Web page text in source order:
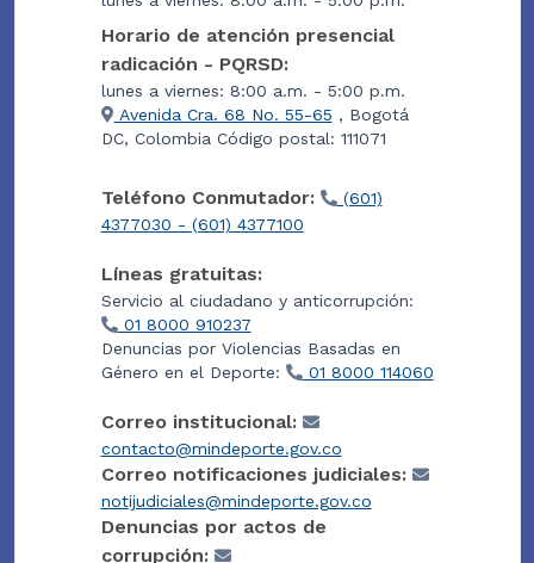
Horario de atención presencial
radicación - PQRSD:
lunes a viernes: 8:00 a.m. - 5:00 p.m.
Avenida Cra. 68 No. 55-65 , Bogotá
DC, Colombia Código postal: 111071
Teléfono Conmutador:
(601)
4377030 - (601) 4377100
Líneas gratuitas:
Servicio al ciudadano y anticorrupción:
01 8000 910237
Denuncias por Violencias Basadas en
Género en el Deporte:
01 8000 114060
Correo institucional:
contacto@mindeporte.gov.co
Correo notificaciones judiciales:
notijudiciales@mindeporte.gov.co
Denuncias por actos de
corrupción: